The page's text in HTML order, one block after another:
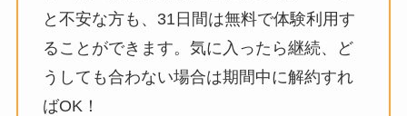
と不安な方も、31日間は無料で体験利用す
ることができます。気に入ったら継続、ど
うしても合わない場合は期間中に解約すれ
ばOK！